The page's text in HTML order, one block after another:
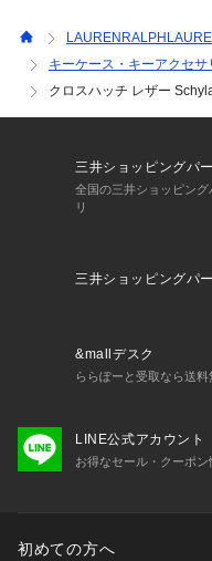
キーケース・キーアクセサ
クロスハッチ レザー
三井ショッピングパ
全国の三井ショッピン
リ
三井ショッピングパ
&mallデスク
ららぽーと受取なら送料
LINE公式アカウント
お得なセール・クーポン
初めての方へ